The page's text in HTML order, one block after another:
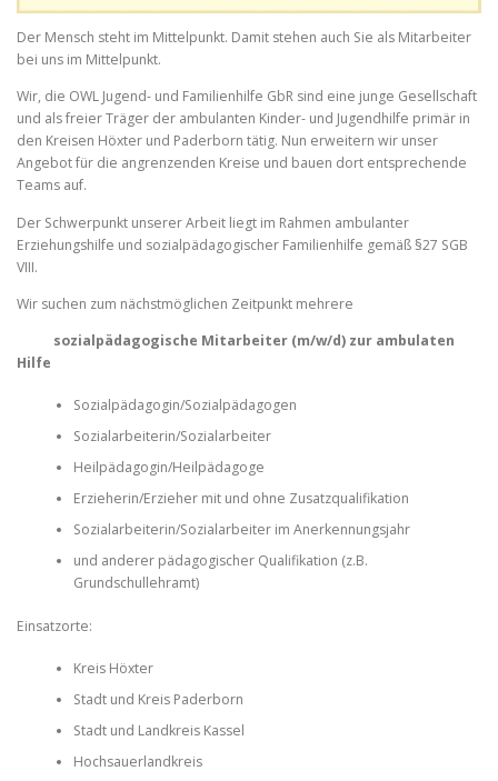
Der Mensch steht im Mittelpunkt. Damit stehen auch Sie als Mitarbeiter
bei uns im Mittelpunkt.
Wir, die OWL Jugend- und Familienhilfe GbR sind eine junge Gesellschaft
und als freier Träger der ambulanten Kinder- und Jugendhilfe primär in
den Kreisen Höxter und Paderborn tätig. Nun erweitern wir unser
Angebot für die angrenzenden Kreise und bauen dort entsprechende
Teams auf.
Der Schwerpunkt unserer Arbeit liegt im Rahmen ambulanter
Erziehungshilfe und sozialpädagogischer Familienhilfe gemäß §27 SGB
VIII.
Wir suchen zum nächstmöglichen Zeitpunkt mehrere
sozialpädagogische Mitarbeiter (m/w/d) zur ambulaten
Hilfe
Sozialpädagogin/Sozialpädagogen
Sozialarbeiterin/Sozialarbeiter
Heilpädagogin/Heilpädagoge
Erzieherin/Erzieher mit und ohne Zusatzqualifikation
Sozialarbeiterin/Sozialarbeiter im Anerkennungsjahr
und anderer pädagogischer Qualifikation (z.B.
Grundschullehramt)
Einsatzorte:
Kreis Höxter
Stadt und Kreis Paderborn
Stadt und Landkreis Kassel
Hochsauerlandkreis